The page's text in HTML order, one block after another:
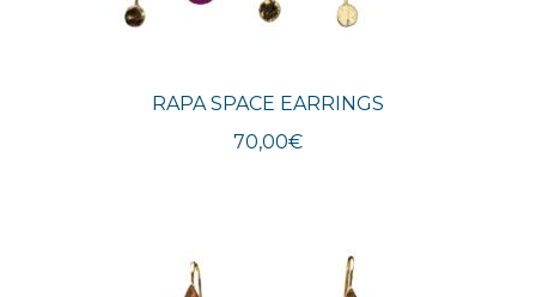
RAPA SPACE EARRINGS
70,00€